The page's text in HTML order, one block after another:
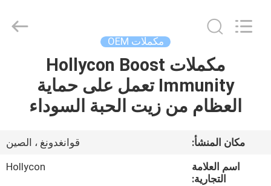
المنتجات
أشرطة
فيديو
مكملات OEM
مكملات Hollycon Boost
Immunity تعمل على حماية
العظام من زيت الحبة السوداء
مكان المنشأ:
قوانغدونغ ، الصين
اسم العلامة
التجارية:
Hollycon